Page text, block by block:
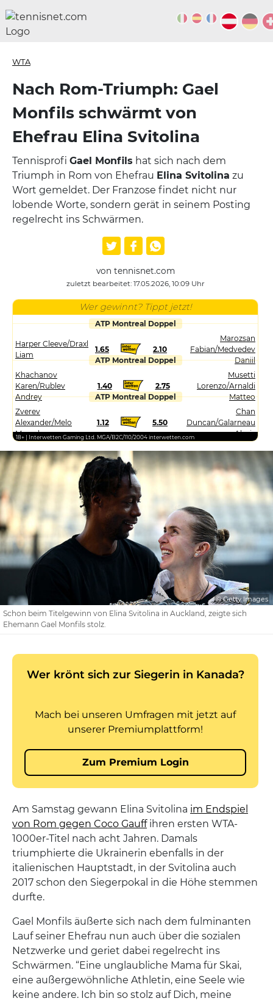
WTA
Nach Rom-Triumph: Gael
Monfils schwärmt von
Ehefrau Elina Svitolina
Tennisprofi Gael Monfils hat sich nach dem
Triumph in Rom von Ehefrau Elina Svitolina zu
Wort gemeldet. Der Franzose findet nicht nur
lobende Worte, sondern gerät in seinem Posting
regelrecht ins Schwärmen.
von tennisnet.com
zuletzt bearbeitet: 17.05.2026, 10:09 Uhr
Wer gewinnt? Tippt jetzt!
ATP Montreal Doppel
Harper Cleeve/Draxl
Liam
1.65 2.10
Marozsan
Fabian/Medvedev
Daniil
ATP Montreal Doppel
Khachanov
Karen/Rublev
Andrey
1.40 2.75
Musetti
Lorenzo/Arnaldi
Matteo
ATP Montreal Doppel
Zverev
Alexander/Melo
Marcelo
1.12 5.50
Chan
Duncan/Galarneau
Alexis
18+ | Interwetten Gaming Ltd. MGA/B2C/110/2004 interwetten.com
© Getty Images
Schon beim Titelgewinn von Elina Svitolina in Auckland, zeigte sich
Ehemann Gael Monfils stolz.
Am Samstag gewann Elina Svitolina im Endspiel
von Rom gegen Coco Gauffihren ersten WTA-
1000er-Titel nach acht Jahren. Damals
triumphierte die Ukrainerin ebenfalls in der
italienischen Hauptstadt, in der Svitolina auch
2017 schon den Siegerpokal in die Höhe stemmen
durfte.
Gael Monfils äußerte sich nach dem fulminanten
Lauf seiner Ehefrau nun auch über die sozialen
Netzwerke und geriet dabei regelrecht ins
Schwärmen. “Eine unglaubliche Mama für Skai,
eine außergewöhnliche Athletin, eine Seele wie
keine andere. Ich bin so stolz auf Dich, meine